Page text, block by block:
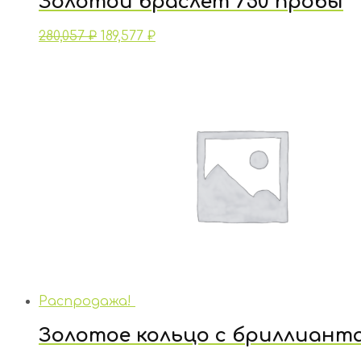
280,057₽ 189,577 ₽
Распродажа!
Золотое кольцо с